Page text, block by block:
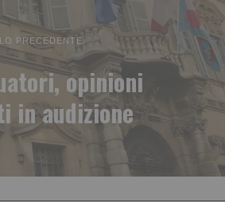
PRECEDENTE
opinioni
in audizione